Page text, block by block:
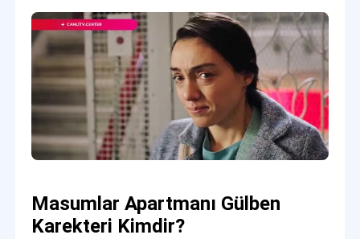
Masumlar Apartmanı Gülben
Karekteri Kimdir?